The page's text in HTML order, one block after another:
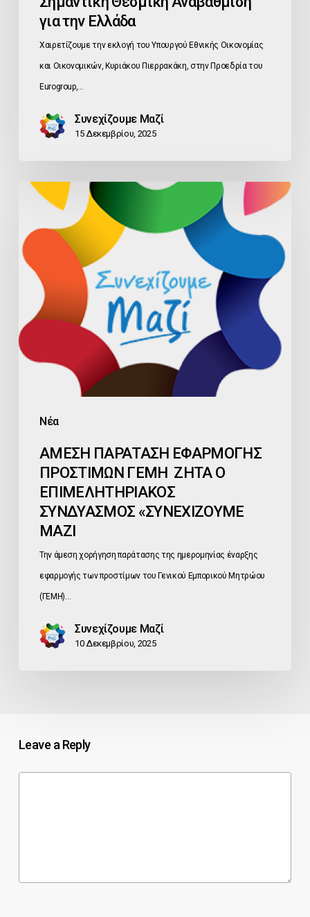
για την Ελλάδα
Χαιρετίζουμε την εκλογή του Υπουργού Εθνικής Οικονομίας
και Οικονομικών, Κυριάκου Πιερρακάκη, στην Προεδρία του
Eurogroup,…
Συνεχίζουμε Μαζί
15 Δεκεμβρίου, 2025
Νέα
ΑΜΕΣΗ
ΠΑΡΑΤΑΣΗ
ΕΦΑΡΜΟΓΗΣ
ΠΡΟΣΤΙΜΩΝ
ΓΕΜΗ
ΖΗΤΑ
ΕΠΙΜΕΛΗΤΗΡΙΑΚΟΣ
ΣΥΝΔΥΑΣΜΟΣ
«ΣΥΝΕΧΙΖΟΥΜΕ
ΑΜΕΣΗ ΠΑΡΑΤΑΣΗ ΕΦΑΡΜΟΓΗΣ
ΠΡΟΣΤΙΜΩΝ ΓΕΜΗ ΖΗΤΑ Ο
ΕΠΙΜΕΛΗΤΗΡΙΑΚΟΣ
ΣΥΝΔΥΑΣΜΟΣ «ΣΥΝΕΧΙΖΟΥΜΕ
ΜΑΖΙ
Την άμεση χορήγηση παράτασης της ημερομηνίας έναρξης
εφαρμογής των προστίμων του Γενικού Εμπορικού Μητρώου
(ΓΕΜΗ)…
Συνεχίζουμε Μαζί
10 Δεκεμβρίου, 2025
Leave a Reply